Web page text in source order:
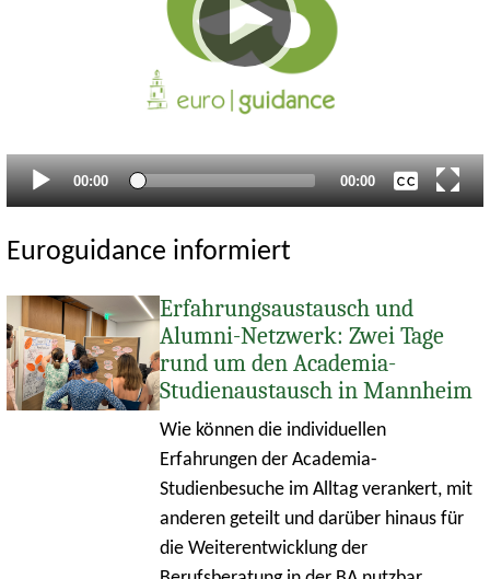
Aktueller
Zeitpunkt
00:00 Gesamtlaufzeit
00:00
Euroguidance informiert
Erfahrungsaustausch und
Alumni-Netzwerk: Zwei Tage
rund um den Academia-
Studienaustausch in Mannheim
Wie können die individuellen
Erfahrungen der Academia-
Studienbesuche im Alltag verankert, mit
anderen geteilt und darüber hinaus für
die Weiterentwicklung der